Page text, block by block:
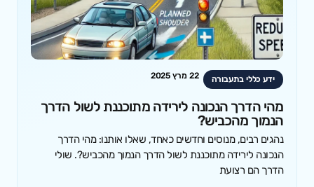
ידע כללי בתעבורה 22 מרץ 2025
מהי הדרך הנכונה לירידה מתוכננת לשול הדרך
הנמוך מהכביש?
נהגים רבים, מנוסים וחדשים כאחד, שאלו אותנו: מהי הדרך
הנכונה לירידה מתוכננת לשול הדרך הנמוך מהכביש?. שולי
הדרך הם רצועת